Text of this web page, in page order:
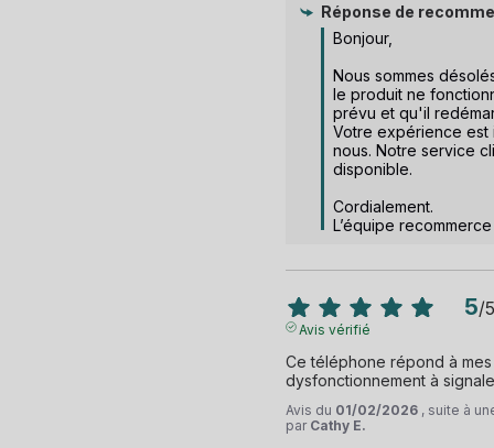
Réponse de
Bonjour,
Nous sommes
le produit ne
prévu et qu'il
Votre expérience est
nous. Notre service
disponible.
Cordialement.
L’équipe recommerce
5/5
Avis vérifié
Ce téléphone répond à
dysfonctionnement à
Avis du 01/02/2026 , suite à
par Cathy E.